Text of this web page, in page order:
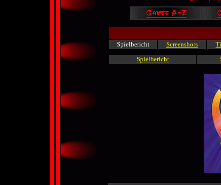
Spielbericht Screenshots
Spielbericht